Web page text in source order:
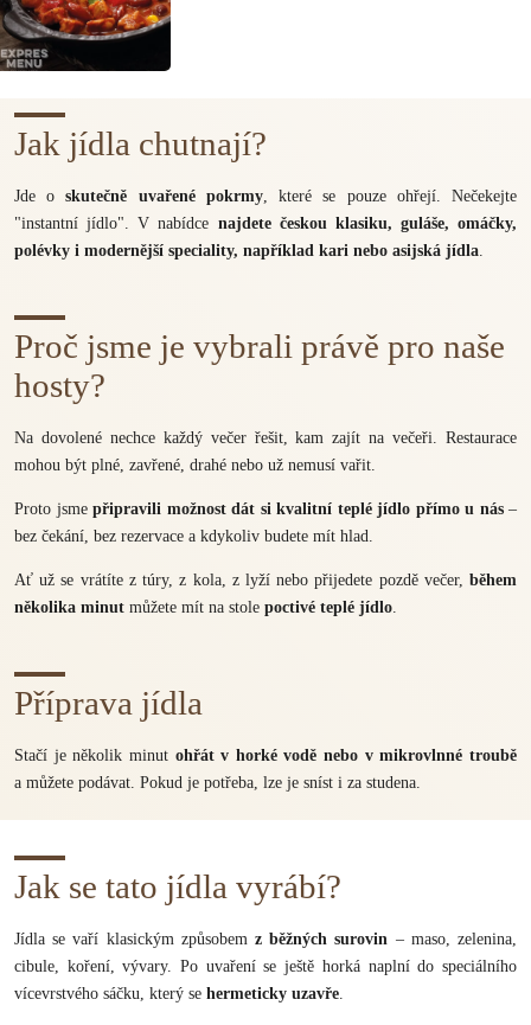
Jak jídla chutnají?
Jde oskutečně uvařené pokrmy, které se pouze ohřejí. Nečekejte
"instantní jídlo". V nabídce najdete českou klasiku, guláše, omáčky,
polévky i modernější speciality, například kari nebo asijská jídla
Proč jsme je vybrali právě pro naše
hosty?
Na dovolené nechce každý večer řešit, kam zajít na večeři. Restaurace
mohou být plné, zavřené, drahé nebo už nemusí vařit.
Proto jsme připravili možnost dát si kvalitní teplé jídlo přímo u nás–
bez čekání, bez rezervace a kdykoliv budete mít hlad.
Ať už se vrátíte z túry, z kola, z lyží nebo přijedete pozdě večer, během
několika minut můžete mít na stole poctivé teplé jídlo
Příprava jídla
Stačí je několik minut ohřát v horké vodě nebo v mikrovlnné troubě
a můžete podávat. Pokud je potřeba, lze je sníst i za studena.
Jak se tato jídla vyrábí?
Jídla se vaří klasickým způsobem z běžných surovin – maso, zelenina,
cibule, koření, vývary. Po uvaření se ještě horká naplní do speciálního
vícevrstvého sáčku, který se hermeticky uzavře